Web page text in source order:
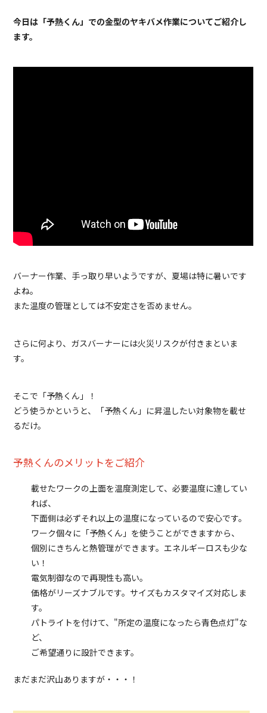
今日は「予熱くん」での金型のヤキバメ作業についてご紹介し
ます。
バーナー作業、手っ取り早いようですが、夏場は特に暑いです
よね。
また温度の管理としては不安定さを否めません。
さらに何より、ガスバーナーには火災リスクが付きまといま
す。
そこで「予熱くん」！
どう使うかというと、「予熱くん」に昇温したい対象物を載せ
るだけ。
予熱くんのメリットをご紹介
載せたワークの上面を温度測定して、必要温度に達してい
れば、
下面側は必ずそれ以上の温度になっているので安心です。
ワーク個々に「予熱くん」を使うことができますから、
個別にきちんと熱管理ができます。エネルギーロスも少な
い！
電気制御なので再現性も高い。
価格がリーズナブルです。サイズもカスタマイズ対応しま
す。
パトライトを付けて、"所定の温度になったら青色点灯"な
ど、
ご希望通りに設計できます。
まだまだ沢山ありますが・・・！